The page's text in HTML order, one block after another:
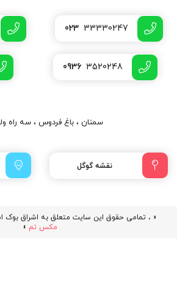
023 33330247
0936 3520248
سمنان ، باغ فردوس ، سه راه
نقشه گوگل
« ، تمامی حقوق این سایت متعلق به اشراق بوک
مکس تم »